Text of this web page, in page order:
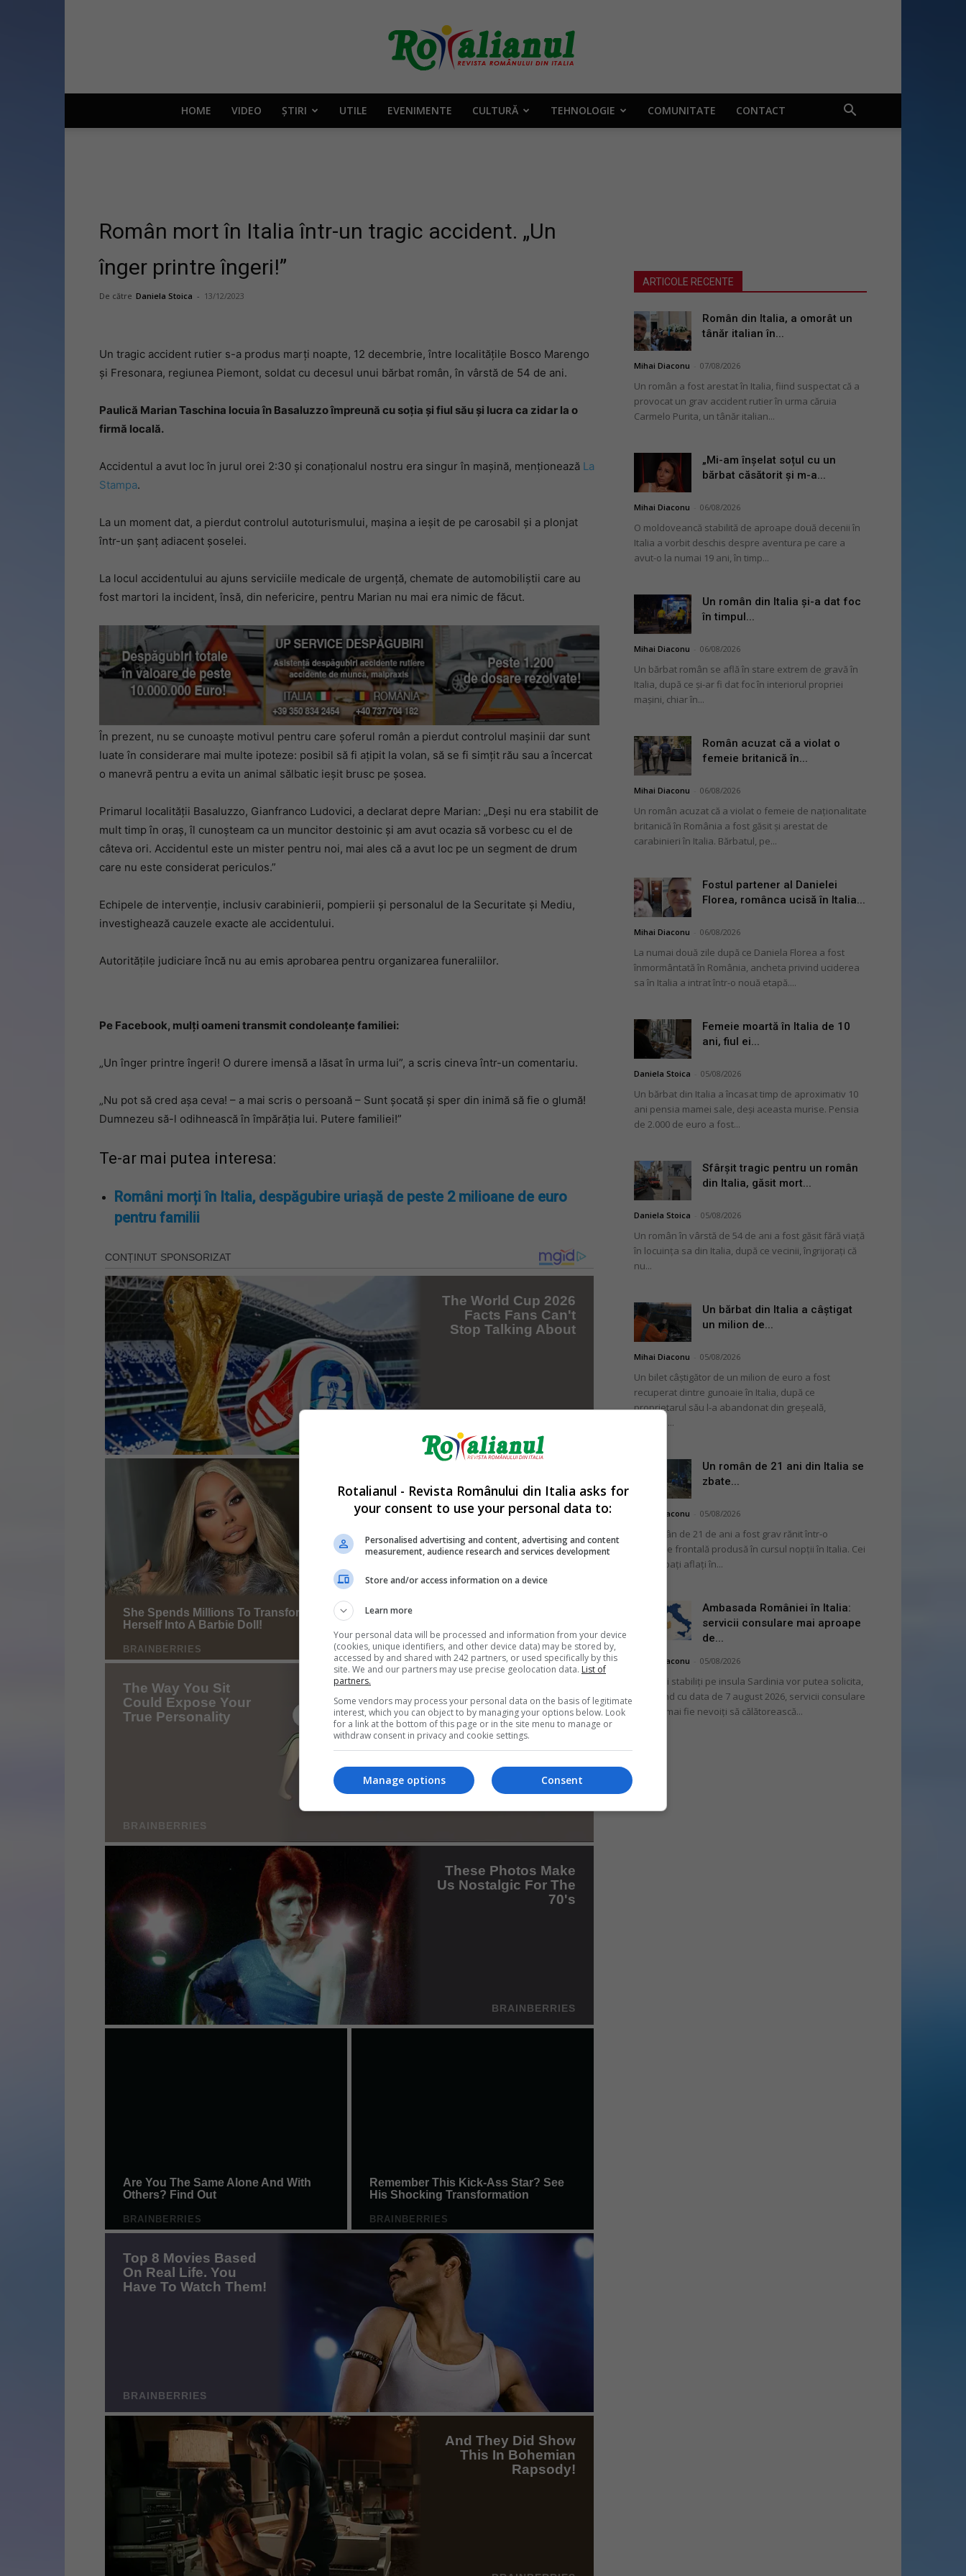
Rotalianul
românului
Italia
HOME VIDEO ȘTIRI UTILE EVENIMENTE CULTURĂ TEHNOLOGIE COMUNITATE CONTACT
Român mort în Italia într-un tragic accident. „Un
înger printre îngeri!”
De către Daniela Stoica - 13/12/2023
Un tragic accident rutier s-a produs marți noapte, 12 decembrie, între localitățile Bosco Marengo
și Fresonara, regiunea Piemont, soldat cu decesul unui bărbat român, în vârstă de 54 de ani.
Paulică Marian Taschina locuia în Basaluzzo împreună cu soția și fiul său și lucra ca zidar la o
firmă locală.
Accidentul a avut loc în jurul orei 2:30 și conaționalul nostru era singur în mașină, menționează La
Stampa.
La un moment dat, a pierdut controlul autoturismului, mașina a ieșit de pe carosabil și a plonjat
într-un șanț adiacent șoselei.
La locul accidentului au ajuns serviciile medicale de urgență, chemate de automobiliștii care au
fost martori la incident, însă, din nefericire, pentru Marian nu mai era nimic de făcut.
În prezent, nu se cunoaște motivul pentru care șoferul român a pierdut controlul mașinii dar sunt
luate în considerare mai multe ipoteze: posibil să fi ațipit la volan, să se fi simțit rău sau a încercat
o manevră pentru a evita un animal sălbatic ieșit brusc pe șosea.
Primarul localității Basaluzzo, Gianfranco Ludovici, a declarat depre Marian: „Deși nu era stabilit de
mult timp în oraș, îl cunoșteam ca un muncitor destoinic și am avut ocazia să vorbesc cu el de
câteva ori. Accidentul este un mister pentru noi, mai ales că a avut loc pe un segment de drum
care nu este considerat periculos.”
Echipele de intervenție, inclusiv carabinierii, pompierii și personalul de la Securitate și Mediu,
investighează cauzele exacte ale accidentului.
Autoritățile judiciare încă nu au emis aprobarea pentru organizarea funeraliilor.
Pe Facebook, mulți oameni transmit condoleanțe familiei:
„Un înger printre îngeri! O durere imensă a lăsat în urma lui”, a scris cineva într-un comentariu.
„Nu pot să cred așa ceva! – a mai scris o persoană – Sunt șocată și sper din inimă să fie o glumă!
Dumnezeu să-l odihnească în împărăția lui. Putere familiei!”
Te-ar mai putea interesa:
Români morți în Italia, despăgubire uriașă de peste 2 milioane de euro
pentru familii
ARTICOLE RECENTE
Român din Italia, a omorât un
tânăr italian în...
Mihai Diaconu 07/08/2026
Un român a fost arestat în Italia, fiind suspectat că a
provocat un grav accident rutier în urma căruia
Carmelo Purita, un tânăr italian...
„Mi-am înșelat soțul cu un
bărbat căsătorit și m-a...
Mihai Diaconu 06/08/2026
O moldoveancă stabilită de aproape două decenii în
Italia a vorbit deschis despre aventura pe care a
avut-o la numai 19 ani, în timp...
Un român din Italia și-a dat foc
în timpul...
Mihai Diaconu 06/08/2026
Un bărbat român se află în stare extrem de gravă în
Italia, după ce și-ar fi dat foc în interiorul propriei
mașini, chiar în...
Român acuzat că a violat o
femeie britanică în...
Mihai Diaconu 06/08/2026
Un român acuzat că a violat o femeie de naționalitate
britanică în România a fost găsit și arestat de
carabinieri în Italia. Bărbatul, pe...
Fostul partener al Danielei
Florea, românca ucisă în Italia...
Mihai Diaconu 06/08/2026
La numai două zile după ce Daniela Florea a fost
înmormântată în România, ancheta privind uciderea
sa în Italia a intrat într-o nouă etapă....
Femeie moartă în Italia de 10
ani, fiul ei...
Daniela Stoica 05/08/2026
Un bărbat din Italia a încasat timp de aproximativ 10
ani pensia mamei sale, deși aceasta murise. Pensia
de 2.000 de euro a fost...
Sfârșit tragic pentru un român
din Italia, găsit mort...
Daniela Stoica 05/08/2026
Un român în vârstă de 54 de ani a fost găsit fără viață
în locuința sa din Italia, după ce vecinii, îngrijorați că
nu...
Un bărbat din Italia a câștigat
un milion de...
Mihai Diaconu 05/08/2026
Un bilet câștigător de un milion de euro a fost
recuperat dintre gunoaie în Italia, după ce
proprietarul său l-a abandonat din greșeală,
convins...
Un român de 21 ani din Italia se
zbate...
Mihai Diaconu 05/08/2026
Un român de 21 de ani a fost grav rănit într-o
coliziune frontală produsă în cursul nopții în Italia. Cei
doi bărbați aflați în...
Ambasada României în Italia:
servicii consulare mai aproape
de...
Mihai Diaconu 05/08/2026
Românii stabiliți pe insula Sardinia vor putea solicita,
începând cu data de 7 august 2026, servicii consulare
fără să mai fie nevoiți să călătorească...
Rotalianul - Revista Românului din Italia asks for
your consent to use your personal data to:
Personalised advertising and content, advertising and content
measurement, audience research and services development
Store and/or access information on a device
Learn more
Your personal data will be processed and information from your device
(cookies, unique identifiers, and other device data) may be stored by,
accessed by and shared with 242 partners, or used specifically by this
site. We and our partners may use precise geolocation data. List of
partners.
Some vendors may process your personal data on the basis of legitimate
interest, which you can object to by managing your options below. Look
for a link at the bottom of this page or in the site menu to manage or
withdraw consent in privacy and cookie settings.
Consent
Manage options